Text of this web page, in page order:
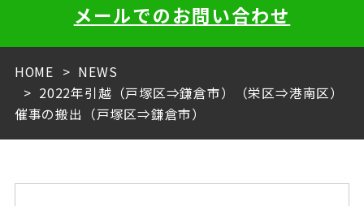
メールでのお問い合わせ
HOME
NEWS
2022年引越（戸塚区⇒鎌倉市）（栄区⇒港南区）
催事の搬出（戸塚区⇒鎌倉市）